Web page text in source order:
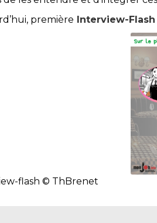
première Interview-Flash
flash © ThBrenet